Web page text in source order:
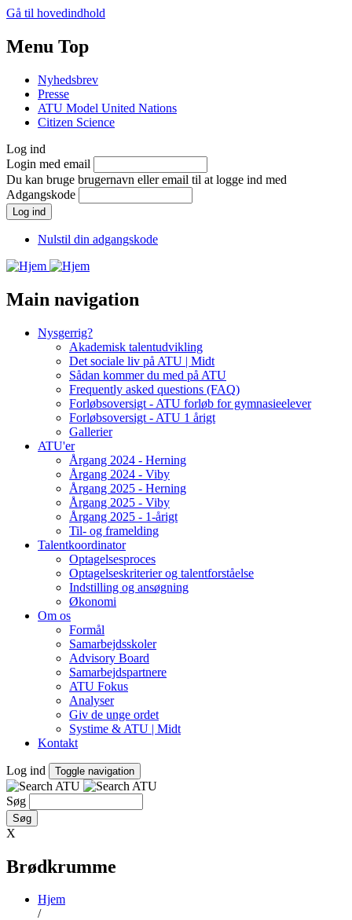
Gå til hovedindhold
Menu Top
Nyhedsbrev
Presse
ATU Model United Nations
Citizen Science
Log ind
Login med email
Du kan bruge brugernavn eller email til at logge ind med
Adgangskode
Nulstil din adgangskode
Main navigation
Nysgerrig?
Akademisk talentudvikling
Det sociale liv på ATU | Midt
Sådan kommer du med på ATU
Frequently asked questions (FAQ)
Forløbsoversigt - ATU forløb for gymnasieelever
Forløbsoversigt - ATU 1 årigt
Gallerier
ATU'er
Årgang 2024 - Herning
Årgang 2024 - Viby
Årgang 2025 - Herning
Årgang 2025 - Viby
Årgang 2025 - 1-årigt
Til- og framelding
Talentkoordinator
Optagelsesproces
Optagelseskriterier og talentforståelse
Indstilling og ansøgning
Økonomi
Om os
Formål
Samarbejdsskoler
Advisory Board
Samarbejdspartnere
ATU Fokus
Analyser
Giv de unge ordet
Systime & ATU | Midt
Kontakt
Log ind Toggle navigation
Søg
X
Brødkrumme
Hjem
/